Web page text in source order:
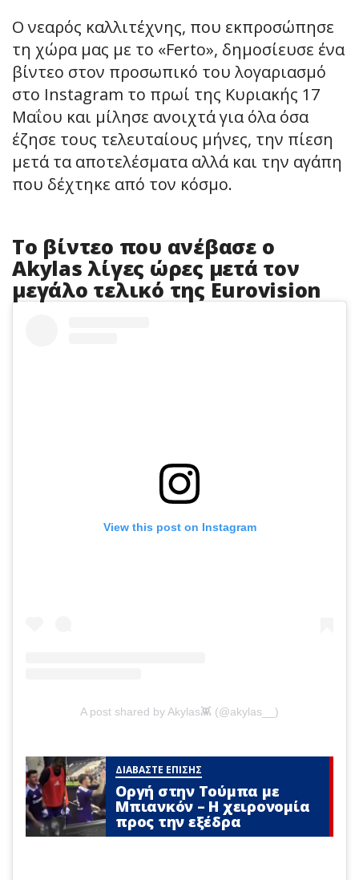
Ο νεαρός καλλιτέχνης, που εκπροσώπησε
τη χώρα μας με το «Ferto», δημοσίευσε ένα
βίντεο στον προσωπικό του λογαριασμό
στο Instagram το πρωί της Κυριακής 17
Μαΐου και μίλησε ανοιχτά για όλα όσα
έζησε τους τελευταίους μήνες, την πίεση
μετά τα αποτελέσματα αλλά και την αγάπη
που δέχτηκε από τον κόσμο.
Το βίντεο που ανέβασε ο
Akylas λίγες ώρες μετά τον
μεγάλο τελικό της Eurovision
View this post on Instagram
A post shared by Akylas👾 (@akylas__)
ΔΙΑΒΑΣΤΕ ΕΠΙΣΗΣ
Οργή στην Τούμπα με
Μπιανκόν – Η χειρονομία
προς την εξέδρα